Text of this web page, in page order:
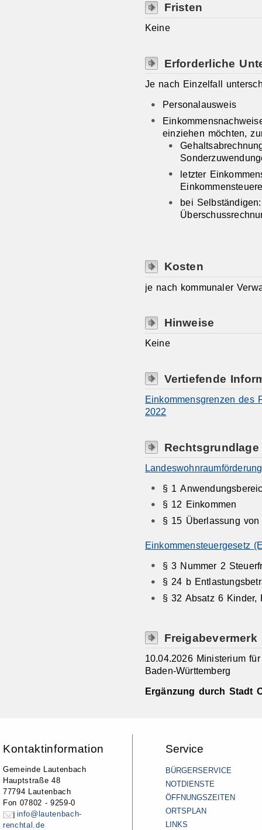
Fristen
Keine
Erforderliche
Je nach Einzelfall
Personalausweis
einziehen möchten,
letzter
bei
Kosten
je nach kommunaler
Hinweise
Keine
Vertiefende
Einkommensgrenzen des
2022
Rechtsgrundlage
§ 1
§ 12 Einkommen
§ 15 Überlassung von
Einkommensteuergesetz
§ 3 Nummer 2
§ 24 b
§ 32 Absatz 6 Kinder,
Freigabevermerk
10.04.2026 Ministerium
Baden-Württemberg
Ergänzung durch Stadt
Kontaktinformation
Gemeinde Lautenbach
Hauptstraße 48
77794 Lautenbach
Fon 07802 - 9259-0
info@lautenbach-
renchtal.de
Service
BÜRGERSERVICE
NOTDIENSTE
ÖFFNUNGSZEITEN
ORTSPLAN
LINKS